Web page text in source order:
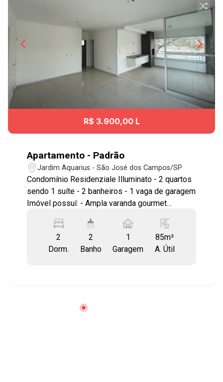
R$ 3.900,00 L
Apartamento - Padrão
Jardim Aquarius - São José dos Campos/SP
Condomínio Residenziale Illuminato - 2 quartos
sendo 1 suíte - 2 banheiros - 1 vaga de garagem
Imóvel possuí: - Ampla varanda gourmet
Armários planejados em todos os cômodos -
Varanda Gourmet com envidraçamento O bairro
Jardim Aquarius está localizado na região
Shopping Colinas, farmácias, restaurantes,
2
Dorm.
2
Banho
1
Garagem
85m²
A. Útil